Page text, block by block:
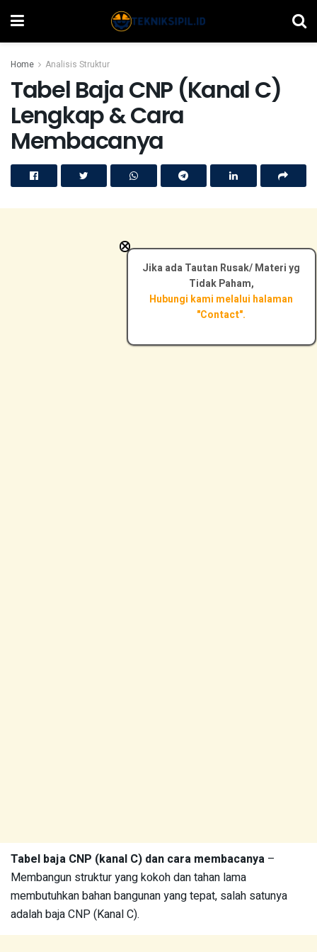
Home Analisis Struktur
Tabel Baja CNP (Kanal C)
Lengkap & Cara
Membacanya
Tabel baja CNP (kanal C) dan cara membacanya –
Membangun struktur yang kokoh dan tahan lama
membutuhkan bahan bangunan yang tepat, salah satunya
adalah baja CNP (Kanal C).
Jika ada Tautan Rusak/ Materi yg
Tidak Paham,
Hubungi kami melalui halaman
"Contact".
×